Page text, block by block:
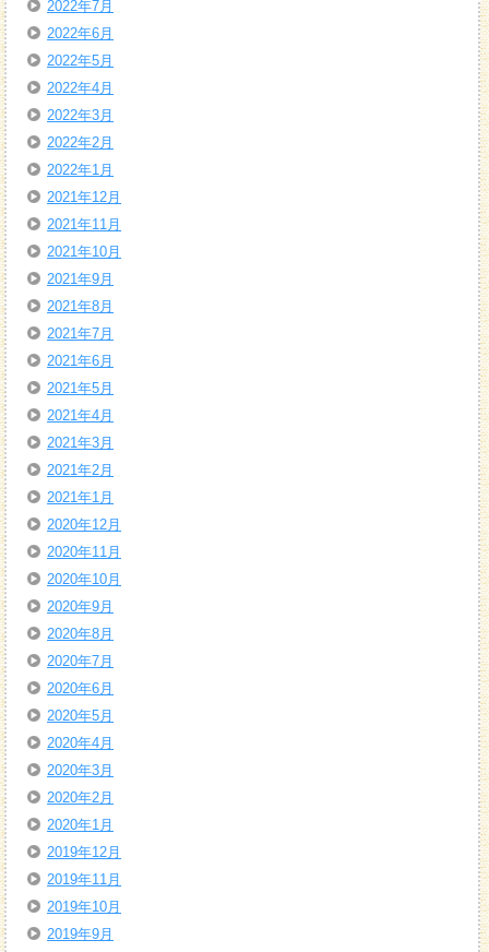
2022年7月
2022年6月
2022年5月
2022年4月
2022年3月
2022年2月
2022年1月
2021年12月
2021年11月
2021年10月
2021年9月
2021年8月
2021年7月
2021年6月
2021年5月
2021年4月
2021年3月
2021年2月
2021年1月
2020年12月
2020年11月
2020年10月
2020年9月
2020年8月
2020年7月
2020年6月
2020年5月
2020年4月
2020年3月
2020年2月
2020年1月
2019年12月
2019年11月
2019年10月
2019年9月